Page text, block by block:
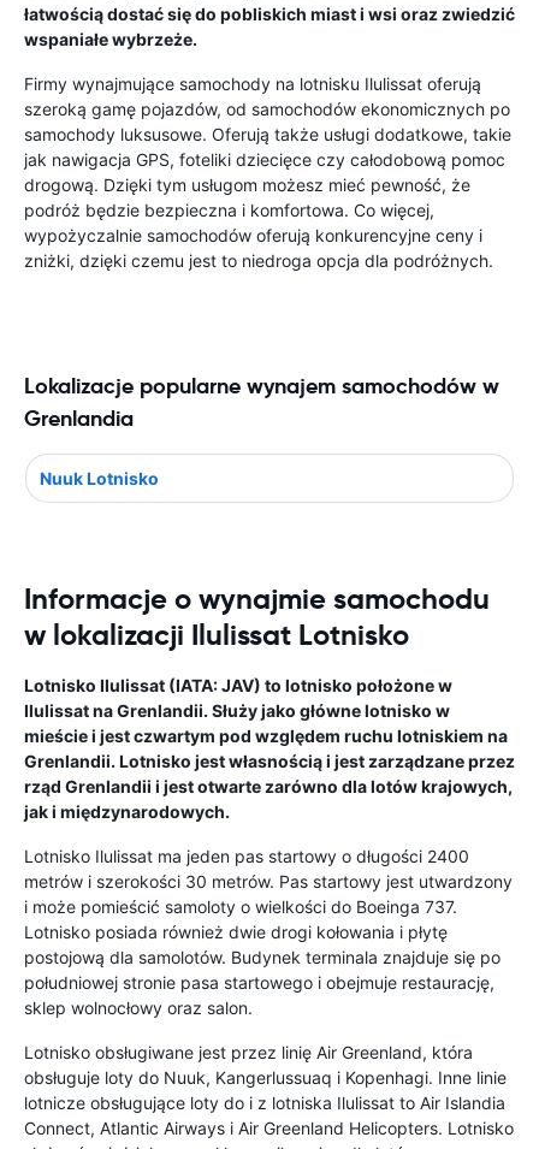
łatwością dostać się do pobliskich miast i wsi oraz zwiedzić
wspaniałe wybrzeże.
Firmy wynajmujące samochody na lotnisku Ilulissat oferują
szeroką gamę pojazdów, od samochodów ekonomicznych po
samochody luksusowe. Oferują także usługi dodatkowe, takie
jak nawigacja GPS, foteliki dziecięce czy całodobową pomoc
drogową. Dzięki tym usługom możesz mieć pewność, że
podróż będzie bezpieczna i komfortowa. Co więcej,
wypożyczalnie samochodów oferują konkurencyjne ceny i
zniżki, dzięki czemu jest to niedroga opcja dla podróżnych.
Lokalizacje popularne wynajem samochodów w
Grenlandia
Nuuk Lotnisko
Informacje o wynajmie samochodu
w lokalizacji Ilulissat Lotnisko
Lotnisko Ilulissat (IATA: JAV) to lotnisko położone w
Ilulissat na Grenlandii. Służy jako główne lotnisko w
mieście i jest czwartym pod względem ruchu lotniskiem na
Grenlandii. Lotnisko jest własnością i jest zarządzane przez
rząd Grenlandii i jest otwarte zarówno dla lotów krajowych,
jak i międzynarodowych.
Lotnisko Ilulissat ma jeden pas startowy o długości 2400
metrów i szerokości 30 metrów. Pas startowy jest utwardzony
i może pomieścić samoloty o wielkości do Boeinga 737.
Lotnisko posiada również dwie drogi kołowania i płytę
postojową dla samolotów. Budynek terminala znajduje się po
południowej stronie pasa startowego i obejmuje restaurację,
sklep wolnocłowy oraz salon.
Lotnisko obsługiwane jest przez linię Air Greenland, która
obsługuje loty do Nuuk, Kangerlussuaq i Kopenhagi. Inne linie
lotnicze obsługujące loty do i z lotniska Ilulissat to Air Islandia
Connect, Atlantic Airways i Air Greenland Helicopters. Lotnisko